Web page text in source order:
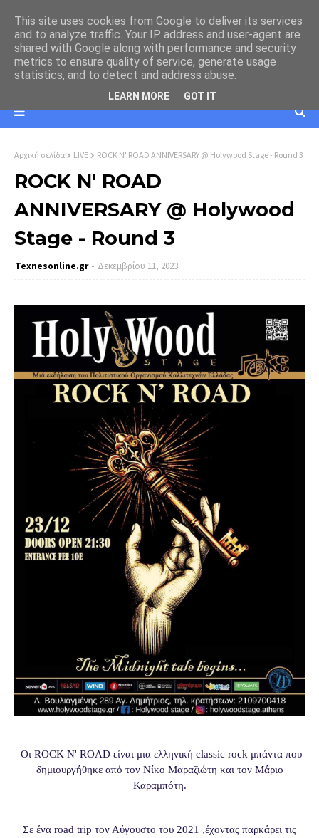
Αρχική σελίδα LIVE ROCK N' ROAD ANNIVERSARY @ Holywood Stage - Round 3
ROCK N' ROAD
ANNIVERSARY @ Holywood
Stage - Round 3
Texnesοnline.gr Δεκεμβρίου 11, 2023
Οι ROCK N' ROAD είναι μια ελληνική classic rock μπάντα που
δημιουργήθηκε από τον Νίκο Μαραζιώτη και τον Μάριο
Καραμπότη.
Σε ένα road trip τον Αύγουστο του 2021 ,έχοντας παρκάρει τις
This site uses cookies from Google to deliver its services
and to analyze traffic. Your IP address and user-agent are
shared with Google along with performance and security
metrics to ensure quality of service, generate usage
statistics, and to detect and address abuse.
LEARN MORE GOT IT